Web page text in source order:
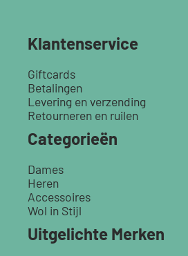
Klantenservice
Giftcards
Betalingen
Levering en verzending
Retourneren en ruilen
Categorieën
Dames
Heren
Accessoires
Wol in Stijl
Uitgelichte Merken